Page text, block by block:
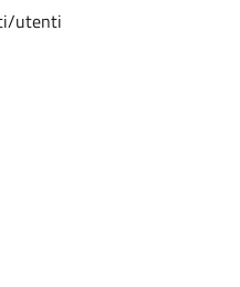
utenti